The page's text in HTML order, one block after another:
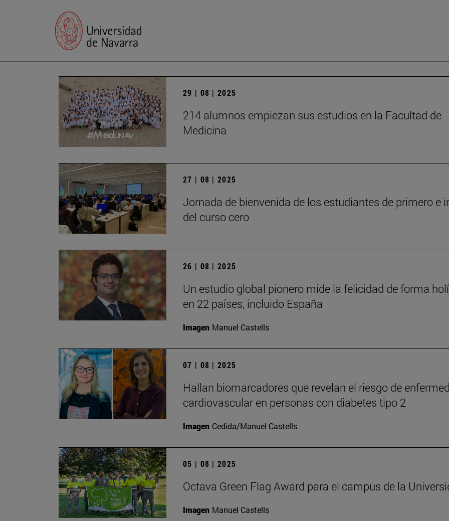
29 | 08 | 2025
214 alumnos empiezan sus estudios en la Facultad de
Medicina
27 | 08 | 2025
Jornada de bienvenida de los estudiantes de primero e
del curso cero
26 | 08 | 2025
Un estudio global pionero mide la felicidad de forma
en 22 países, incluido España
Imagen Manuel Castells
07 | 08 | 2025
Hallan biomarcadores que revelan el riesgo de
cardiovascular en personas con diabetes tipo 2
Imagen Cedida/Manuel Castells
05 | 08 | 2025
Octava Green Flag Award para el campus de la
Imagen Manuel Castells